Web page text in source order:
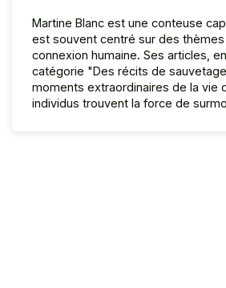
Martine Blanc est une conteuse
est souvent centré sur des
connexion humaine. Ses articles,
catégorie "Des récits de
moments extraordinaires de la vie
individus trouvent la force de